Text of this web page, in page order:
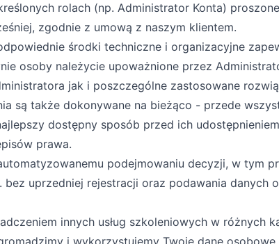
rolach (np. Administrator Konta)
zgodnie z umową z naszym klientem.
środki techniczne i organizacyjne
osoby należycie upoważnione przez
jak i poszczególne zastosowane
są także dokonywane na bieżąco - przede
dostępny sposób przed ich
prawa.
podejmowaniu decyzji, w tym
uprzedniej rejestracji oraz podawania danych
innych usług szkoleniowych w różnych
i wykorzystujemy Twoje dane